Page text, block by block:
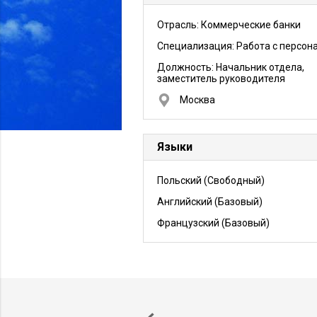
Отрасль: Коммерческие банки
Специализация: Работа с
Должность: Начальник отдела,
заместитель руководителя
Москва
Языки
Польский (Свободный)
Английский (Базовый)
Французский (Базовый)